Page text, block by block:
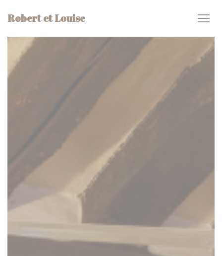
Robert et Louise